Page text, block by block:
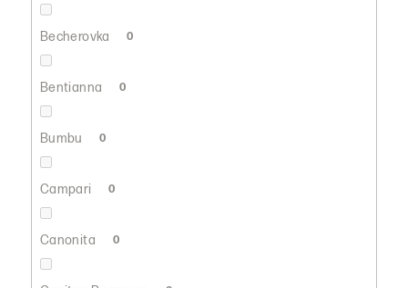
Becherovka 0
Bentianna 0
Bumbu 0
Campari 0
Canonita 0